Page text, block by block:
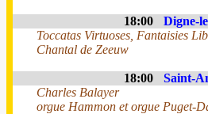
18:00 Digne-
Toccatas Virtuoses, Fantaisies
Chantal de Zeeuw
18:00 Saint-
Charles Balayer
orgue Hammon et orgue Puget-